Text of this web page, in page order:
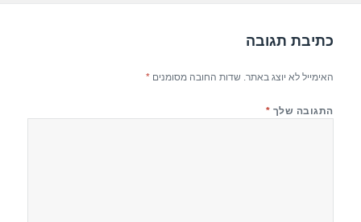
כתיבת תגובה
האימייל לא יוצג באתר. שדות החובה מסומנים*
התגובה שלך *